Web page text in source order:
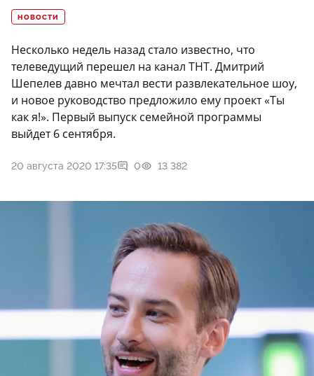
НОВОСТИ
Несколько недель назад стало известно, что
телеведущий перешел на канал ТНТ. Дмитрий
Шепелев давно мечтал вести развлекательное шоу,
и новое руководство предложило ему проект «Ты
как я!». Первый выпуск семейной программы
выйдет 6 сентября.
20 августа 2020 17:35 0 13 382